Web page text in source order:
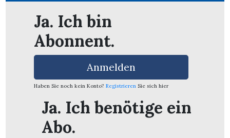
Ja. Ich bin
Abonnent.
Anmelden
Haben Sie noch kein Konto? Registrieren Sie sich hier
Ja. Ich benötige ein
Abo.